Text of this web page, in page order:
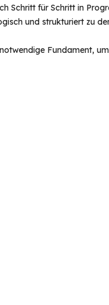
Schritt für Schritt in
und strukturiert zu
Fundament,